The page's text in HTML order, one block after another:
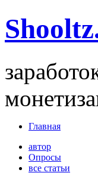
Главная
автор
Опросы
все статьи